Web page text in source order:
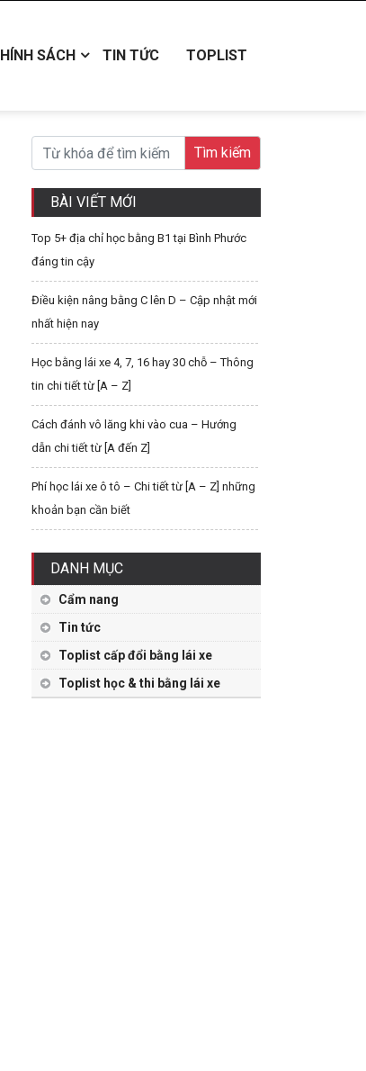
SÁCH TIN TỨC TOPLIST
BÀI VIẾT MỚI
Top 5+ địa chỉ học bằng B1 tại Bình Phước
đáng tin cậy
Điều kiện nâng bằng C lên D – Cập nhật mới
nhất hiện nay
Học bằng lái xe 4, 7, 16 hay 30 chỗ – Thông
tin chi tiết từ [A – Z]
Cách đánh vô lăng khi vào cua – Hướng
dẫn chi tiết từ [A đến Z]
Phí học lái xe ô tô – Chi tiết từ [A – Z] những
khoản bạn cần biết
DANH MỤC
Cẩm nang
Tin tức
Toplist cấp đổi bằng lái xe
Toplist học & thi bằng lái xe